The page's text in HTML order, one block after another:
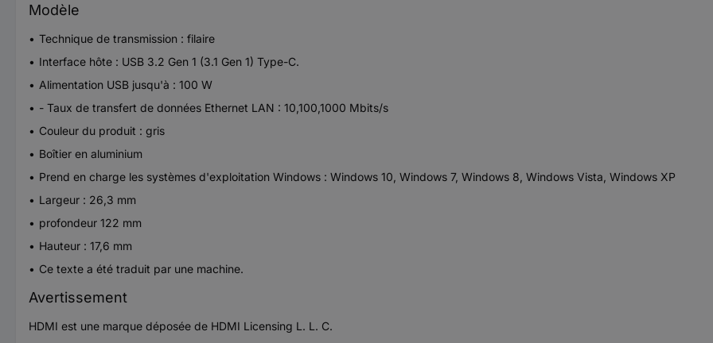
Modèle
Technique de transmission : filaire
Interface hôte : USB 3.2 Gen 1 (3.1 Gen 1) Type-C.
Alimentation USB jusqu'à : 100 W
- Taux de transfert de données Ethernet LAN : 10,100,1000 Mbits/s
Couleur du produit : gris
Boîtier en aluminium
Prend en charge les systèmes d'exploitation Windows : Windows 10, Windows 7, Windows 8, Windows Vista, Windows XP
Largeur : 26,3 mm
profondeur 122 mm
Hauteur : 17,6 mm
Ce texte a été traduit par une machine.
Avertissement
HDMI est une marque déposée de HDMI Licensing L. L. C.